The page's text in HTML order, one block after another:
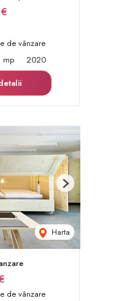
de vânzare
mp
2020
Harta
Next
de vânzare